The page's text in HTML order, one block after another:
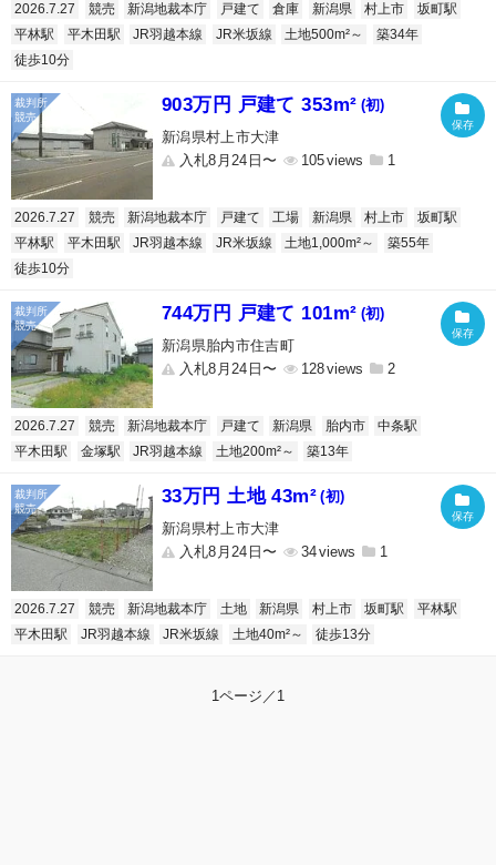
2026.7.27 競売 新潟地裁本庁 戸建て 倉庫 新潟県 村上市
坂町駅
平林駅
平木田駅 JR羽越本線 JR米坂線 土地500m²～
築34年
徒歩10分
903万円 戸建て 353m² (初)
新潟県村上市大津
入札8月24日〜
105 1
2026.7.27 競売 新潟地裁本庁 戸建て 工場 新潟県 村上市
坂町駅
平林駅
平木田駅 JR羽越本線 JR米坂線 土地1,000m²～
築55年
徒歩10分
744万円 戸建て 101m² (初)
新潟県胎内市住吉町
入札8月24日〜
128 2
2026.7.27 競売 新潟地裁本庁 戸建て 新潟県 胎内市
中条駅
平木田駅
金塚駅 JR羽越本線 土地200m²～ 築13年
33万円 土地 43m² (初)
新潟県村上市大津
入札8月24日〜
34 1
2026.7.27 競売 新潟地裁本庁 土地 新潟県 村上市 坂町駅
平林駅
平木田駅
JR羽越本線 JR米坂線 土地40m²～ 徒歩13分
1ページ／1